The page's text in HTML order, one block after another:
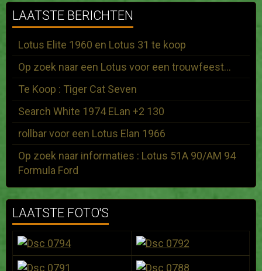
LAATSTE BERICHTEN
Lotus Elite 1960 en Lotus 31 te koop
Op zoek naar een Lotus voor een trouwfeest...
Te Koop : Tiger Cat Seven
Search White 1974 ELan +2 130
rollbar voor een Lotus Elan 1966
Op zoek naar informaties : Lotus 51A 90/AM 94
Formula Ford
LAATSTE FOTO'S